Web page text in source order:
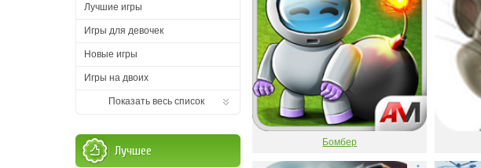
Бомбер
Лучшие игры
Игры для девочек
Новые игры
Игры на двоих
Показать весь список
Лучшее